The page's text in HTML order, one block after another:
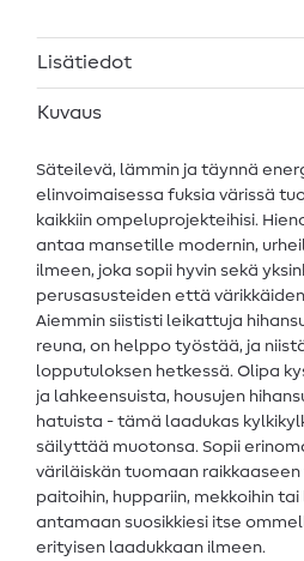
Lisätiedot
Kuvaus
Säteilevä, lämmin ja täynnä
elinvoimaisessa fuksia värissä
kaikkiin ompeluprojekteihisi.
antaa mansetille modernin,
ilmeen, joka sopii hyvin sekä
perusasusteiden että
Aiemmin siististi leikattuja
reuna, on helppo työstää, ja
lopputuloksen hetkessä. Olipa
ja lahkeensuista, housujen
hatuista - tämä laadukas
säilyttää muotonsa. Sopii
väriläiskän tuomaan
paitoihin, huppariin, mekkoihin
antamaan suosikkiesi itse
erityisen laadukkaan ilmeen.